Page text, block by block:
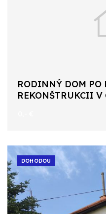
RODINNÝ DOM PO
REKONŠTRUKCII V
DOHODOU